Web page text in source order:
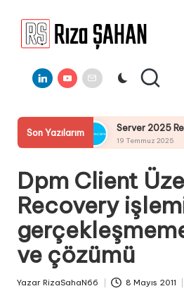
a
Ş
A
H
A
N
Bilgi
Paylaşım
LinkedinYoutube
E-
Mail
Son YazılarımServer 2025 Remote
19 Temmuz 2025
Dpm Client
Recovery
ve çözümü
Yazar RizaSahaN66 8 Mayıs 2011